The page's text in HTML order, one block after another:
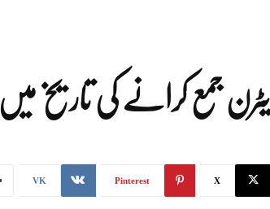
کی تاریخ میں 30مئی تک توسیع کا مطالبہ
X
Pinterest
VK